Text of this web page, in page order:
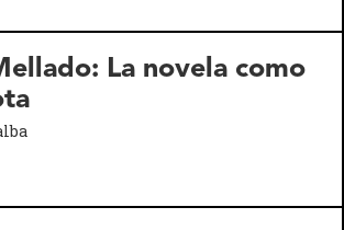
La novela como